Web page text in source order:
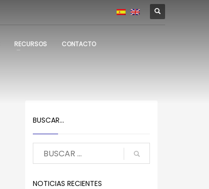
RECURSOS CONTACTO
BUSCAR…
NOTICIAS RECIENTES